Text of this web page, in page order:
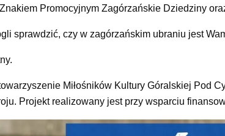
Promocyjnym Zagórzańskie Dziedziny
sprawdzić, czy w zagórzańskim ubraniu jest
Miłośników Kultury Góralskiej Pod
Projekt realizowany jest przy wsparciu